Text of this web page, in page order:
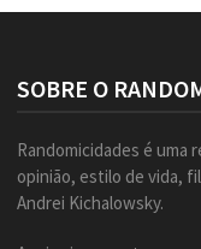
SOBRE O
Randomicidades é uma
opinião, estilo de vida,
Andrei Kichalowsky.